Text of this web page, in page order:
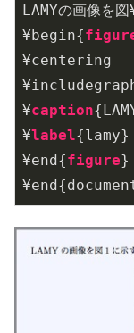
LAMYの画像を
¥begin{
¥centering
¥caption
¥label{lamy}
¥end{figure}